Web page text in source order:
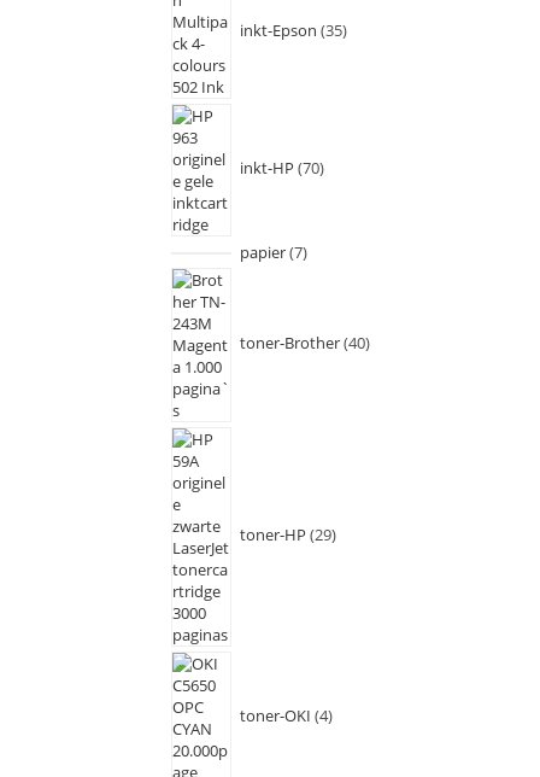
inkt-Epson 35
inkt-HP 70
papier 7
toner-Brother 40
toner-HP 29
toner-OKI 4